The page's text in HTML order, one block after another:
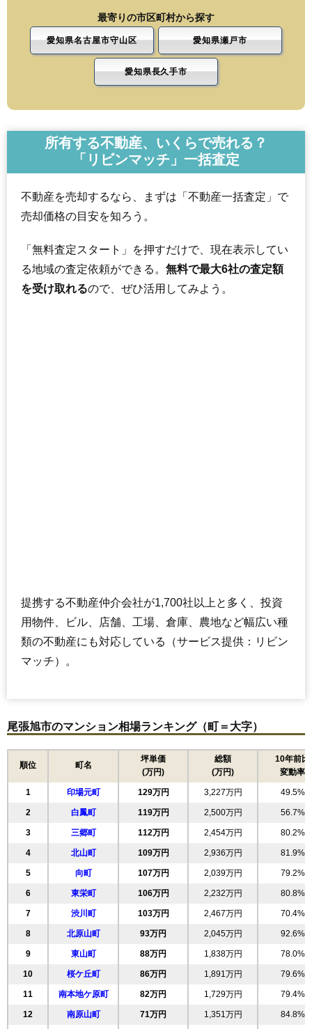
最寄りの市区町村から探す
愛知県名古屋市守山区 愛知県瀬戸市
愛知県長久手市
所有する不動産、いくらで売れる？
「リビンマッチ」一括査定
不動産を売却するなら、まずは「不動産一括査定」で
売却価格の目安を知ろう。
「無料査定スタート」を押すだけで、現在表示してい
る地域の査定依頼ができる。 無料で最大6社の査定額
を受け取れるので、ぜひ活用してみよう。
提携する不動産仲介会社が1,700社以上と多く、投資
用物件、ビル、店舗、工場、倉庫、農地など幅広い種
類の不動産にも対応している（サービス提供：リビン
マッチ）。
尾張旭市のマンション相場ランキング（町＝大字）
順位 町名
坪単価
(万円)
総額
(万円)
10年前比
変動率
1 印場元町 129万円 3,227万円 49.5%
2 白鳳町 119万円 2,500万円 56.7%
3 三郷町 112万円 2,454万円 80.2%
4 北山町 109万円 2,936万円 81.9%
5 向町 107万円 2,039万円 79.2%
6 東栄町 106万円 2,232万円 80.8%
7 渋川町 103万円 2,467万円 70.4%
8 北原山町 93万円 2,045万円 92.6%
9 東山町 88万円 1,838万円 78.0%
10 桜ケ丘町 86万円 1,891万円 79.6%
11 南本地ケ原町 82万円 1,729万円 79.4%
12 南原山町 71万円 1,351万円 84.8%